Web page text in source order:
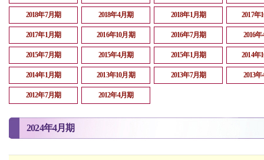
2018年7月期 2018年4月期 2018年1月期 2017年
2017年1月期 2016年10月期 2016年7月期 2016
2015年7月期 2015年4月期 2015年1月期 2014年
2014年1月期 2013年10月期 2013年7月期 2013
2012年7月期 2012年4月期
2024年4月期